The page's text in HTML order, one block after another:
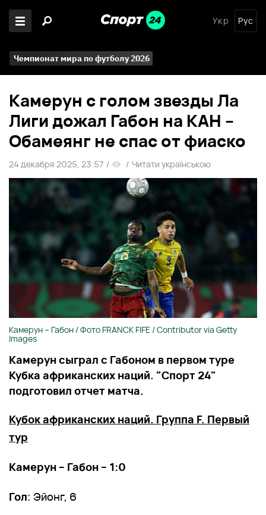
Укр Рус
Чемпионат мира по футболу 2026
Камерун с голом звезды Ла
Лиги дожал Габон на КАН –
Обамеянг не спас от фиаско
24 декабря 2025, 23:57 / / Читати українською
Камерун – Габон / Фото FRANCK FIFE / Contributor via Getty
Images
Камерун сыграл с Габоном в первом туре
Кубка африканских наций. "Спорт 24"
подготовил отчет матча.
Кубок африканских наций. Группа F. Первый
тур
Камерун – Габон – 1:0
Гол: Эйонг, 6